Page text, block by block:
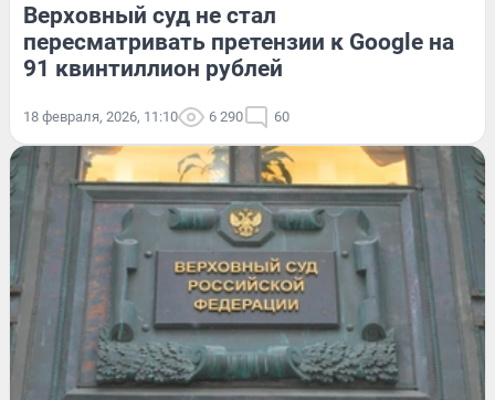
Верховный суд не стал
пересматривать претензии к Google на
91 квинтиллион рублей
18 февраля, 2026, 11:10 6 290 60